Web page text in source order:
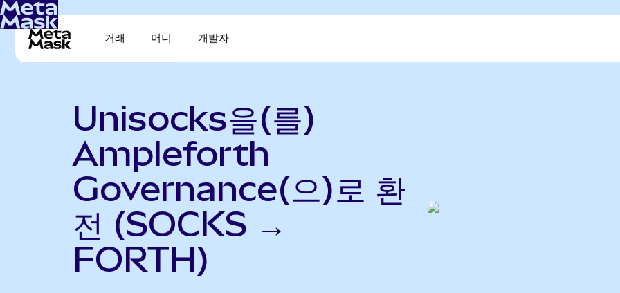
거래 머니 개발자
Unisocks을(를)
Ampleforth
Governance(으)로 환
전 (SOCKS →
FORTH)